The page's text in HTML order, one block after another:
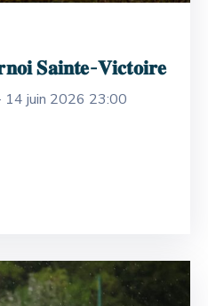
𝐒𝐚𝐢𝐧𝐭𝐞-𝐕𝐢𝐜𝐭𝐨𝐢𝐫𝐞
14 juin 2026 23:00